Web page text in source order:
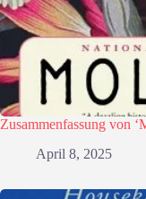
Zusammenfassung von
April 8, 2025